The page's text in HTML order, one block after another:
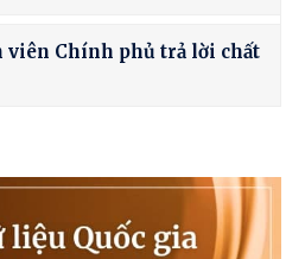
viên Chính phủ trả lời chất